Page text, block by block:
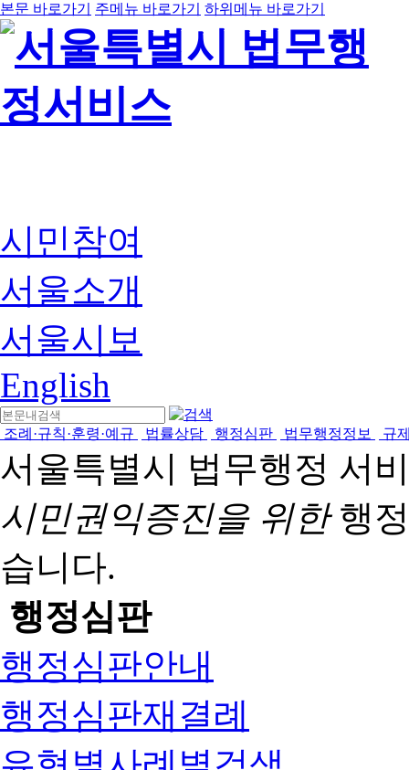
본문 바로가기 주메뉴 바로가기 하위메뉴 바로가기
시민참여
서울소개
서울시보
English
조례·규칙·훈령·예규 법률상담 행정심판 법무행정정보 규
서울특별시 법무행정 서
시민권익증진을 위한행
습니다.
행정심판
행정심판안내
행정심판재결례